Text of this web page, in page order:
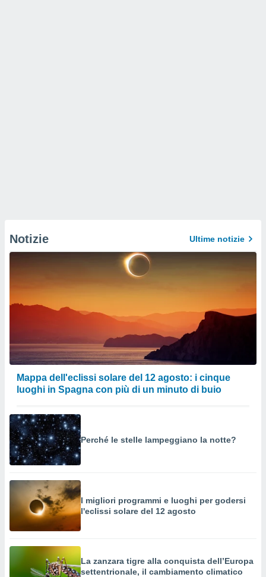
Notizie Ultime notizie
Mappa dell'eclissi solare del 12 agosto: i cinque
luoghi in Spagna con più di un minuto di buio
Perché le stelle lampeggiano la notte?
I migliori programmi e luoghi per godersi
l'eclissi solare del 12 agosto
La zanzara tigre alla conquista dell’Europa
settentrionale, il cambiamento climatico